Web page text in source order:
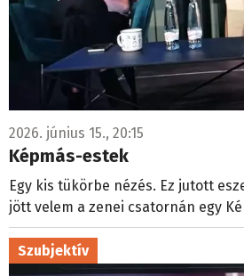
2026. június 15., 20:15
Képmás-estek
Egy kis tükörbe nézés. Ez jutott
jött velem a zenei csatornán egy
Szubjektív